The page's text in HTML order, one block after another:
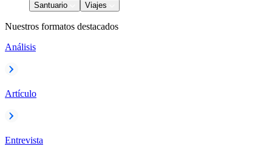
Santuario
Viajes
Nuestros formatos destacados
Análisis
Artículo
Entrevista